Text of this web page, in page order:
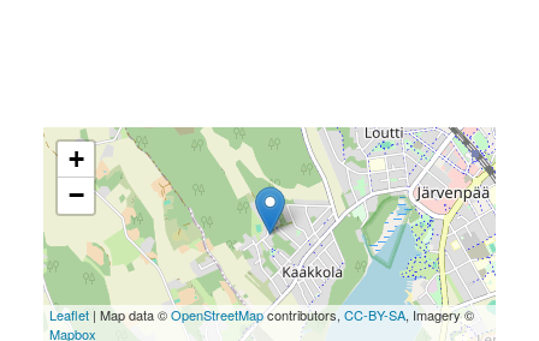
+
−
Leaflet| Map data ©OpenStreetMapcontributors, CC-BY-SA, Imagery ©
Mapbox